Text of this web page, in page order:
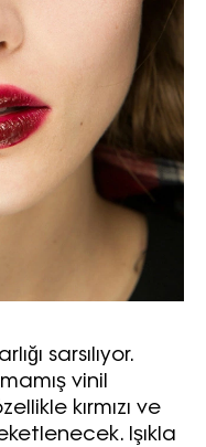
sarsılıyor.
vinil
kırmızı ve
Işıkla